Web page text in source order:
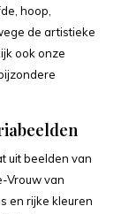
hoop,
de artistieke
ook onze
uit beelden van
Vrouw van
en rijke kleuren